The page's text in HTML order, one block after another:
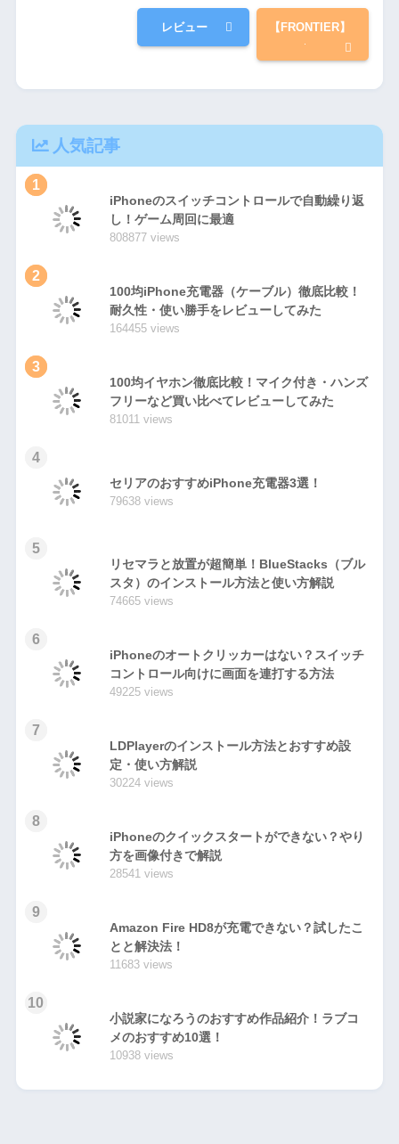
レビュー 【FRONTIER】
人気記事
1
iPhoneのスイッチコントロールで自動繰り返
し！ゲーム周回に最適
808877 views
2
100均iPhone充電器（ケーブル）徹底比較！
耐久性・使い勝手をレビューしてみた
164455 views
3
100均イヤホン徹底比較！マイク付き・ハンズ
フリーなど買い比べてレビューしてみた
81011 views
4
セリアのおすすめiPhone充電器3選！
79638 views
5
リセマラと放置が超簡単！BlueStacks（ブル
スタ）のインストール方法と使い方解説
74665 views
6
iPhoneのオートクリッカーはない？スイッチ
コントロール向けに画面を連打する方法
49225 views
7
LDPlayerのインストール方法とおすすめ設
定・使い方解説
30224 views
8
iPhoneのクイックスタートができない？やり
方を画像付きで解説
28541 views
9
Amazon Fire HD8が充電できない？試したこ
とと解決法！
11683 views
10
小説家になろうのおすすめ作品紹介！ラブコ
メのおすすめ10選！
10938 views